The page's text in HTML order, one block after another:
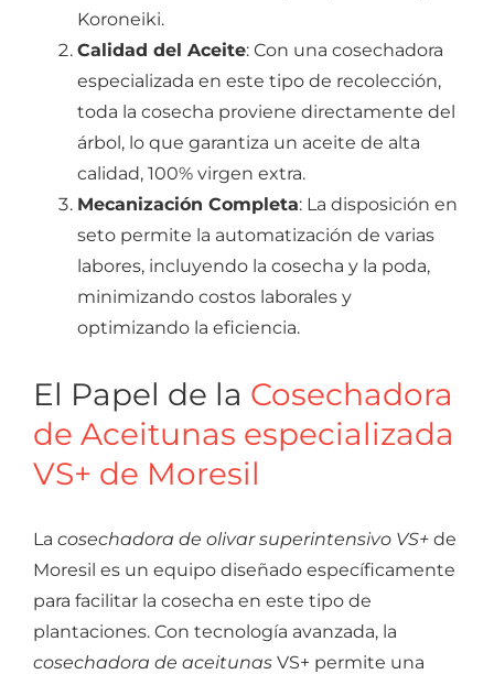
Koroneiki.
Calidad del Aceite: Con una cosechadora
especializada en este tipo de recolección,
toda la cosecha proviene directamente del
árbol, lo que garantiza un aceite de alta
calidad, 100% virgen extra.
Mecanización Completa: La disposición en
seto permite la automatización de varias
labores, incluyendo la cosecha y la poda,
minimizando costos laborales y
optimizando la eficiencia.
El Papel de la Cosechadora
de Aceitunas especializada
VS+ de Moresil
La cosechadora de olivar superintensivo VS+de
Moresil es un equipo diseñado específicamente
para facilitar la cosecha en este tipo de
plantaciones. Con tecnología avanzada, la
cosechadora de aceitunasVS+ permite una